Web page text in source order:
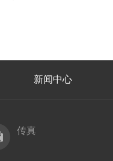
新闻中心
传真